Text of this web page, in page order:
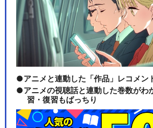
新テニスの
Game of…
閉じる
アニメと連動した「作品」レコメン
アニメの視聴話と連動した巻数がわ
習・復習もばっちり